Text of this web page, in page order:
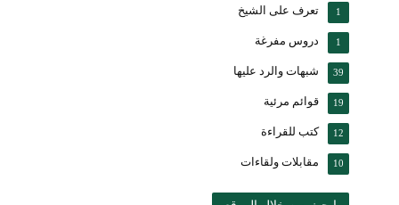
تعرف على الشيخ 1
دروس مفرغة 1
شبهات والرد عليها 39
قوائم مرئية 19
كتب للقراءة 12
مقابلات ولقاءات 10